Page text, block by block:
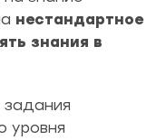
нестандартное
знания в
задания
уровня